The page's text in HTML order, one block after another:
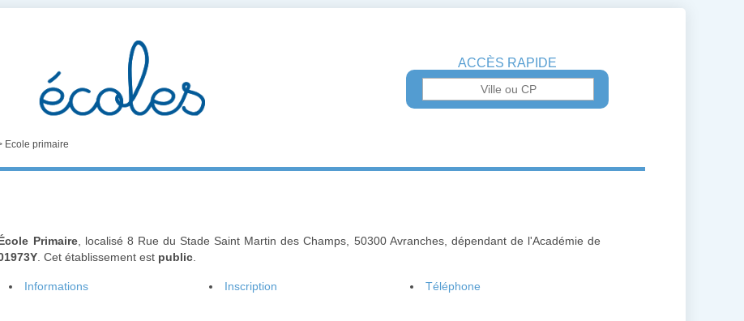
ACCÈS RAPIDE
Ecole primaire
Primaire, localisé 8 Rue du Stade Saint Martin des Champs, 50300 Avranches, dépendant de l'Académie de
. Cet établissement est public
Informations Inscription Téléphone